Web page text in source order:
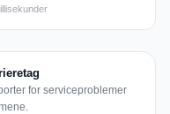
for serviceproblemer